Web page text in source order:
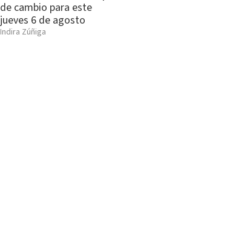
de cambio para este
jueves 6 de agosto
Indira Zúñiga